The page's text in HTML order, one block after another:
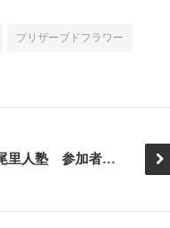
プリザーブドフラワー
5/17、18 栃尾里人塾 参加者募集